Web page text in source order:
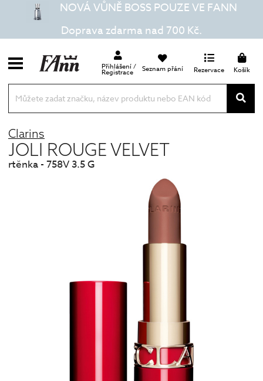
NOVÁ VŮNĚ BOSS POUZE VE FANN
Doprava zdarma nad 700 Kč.
Přihlášení /
Registrace Seznam přání Rezervace Košík
Clarins
JOLI ROUGE VELVET
rtěnka - 758V 3.5 G